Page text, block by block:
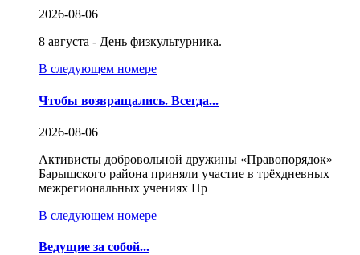
2026-08-06
8 августа - День физкультурника.
В следующем номере
Чтобы возвращались. Всегда...
2026-08-06
Активисты добровольной дружины «Правопорядок»
Барышского района приняли участие в трёхдневных
межрегиональных учениях Пр
В следующем номере
Ведущие за собой...